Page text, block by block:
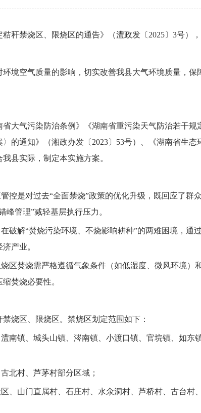
秆禁烧区、限烧区的通告》（澧政发〔2025〕3号）
境空气质量的影响，切实改善我县大气环境质量，
大气污染防治条例》《湖南省重污染天气防治若干
的通知》（湘政办发〔2023〕53号）、《湖南省生
县实际，制定本实施方案。
控是对过去“全面禁烧”政策的优化升级，既回应了群
峰管理”减轻基层执行压力。
破解“焚烧污染环境、不烧影响耕种”的两难困境，通
产业。
区焚烧需严格遵循气象条件（如低湿度、微风环境
焚烧必要性。
烧区、限烧区。禁烧区划定范围如下：
南镇、城头山镇、涔南镇、小渡口镇、官垸镇、如东
北村、芦茅村部分区域；
、山门直属村、石庄村、水氽洞村、芦桥村、古台村